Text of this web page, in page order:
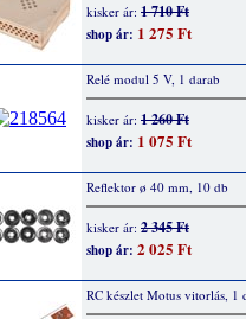
kisker ár: 1 710 Ft
shop ár: 1 275 Ft
Relé modul 5 V, 1 darab
kisker ár: 1 260 Ft
shop ár: 1 075 Ft
Reflektor ø 40 mm, 10 db
kisker ár: 2 345 Ft
shop ár: 2 025 Ft
RC készlet Motus vitorlás, 1